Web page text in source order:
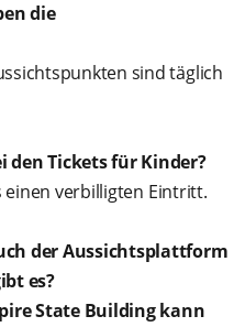
die
sind täglich
den Tickets für Kinder?
einen verbilligten Eintritt.
der Aussichtsplattform
es?
State Building kann